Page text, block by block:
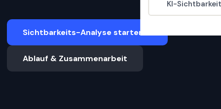
KI-
Sichtbarkeits-Analyse starten
Ablauf & Zusammenarbeit